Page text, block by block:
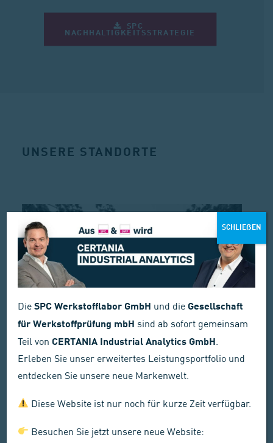
SPC
NACHHALTIGKEITSSTRATEGIE
UNSERE STANDORTE
In unserem Werkstofflabor in
Westhausen prüfen wir auf über
DieSPC Werkstofflabor GmbH und die Gesellschaft
für Werkstoffprüfung mbH sind ab sofort gemeinsam
Teil von CERTANIA Industrial Analytics GmbH .
Erleben Sie unser erweitertes Leistungsportfolio und
entdecken Sie unsere neue Markenwelt.
Diese Website ist nur noch für kurze Zeit verfügbar.
Besuchen Sie jetzt unsere neue Website:
SCHLIEẞEN